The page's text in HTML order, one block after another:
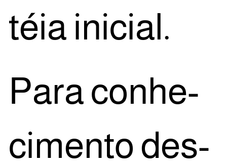
téia inicial.
Para conhe­
ci­men­to des­